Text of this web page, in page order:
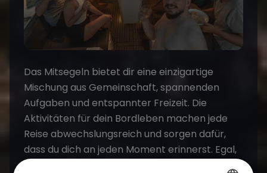
Das Mitsegeln bietet dir eine einzigartige
Mischung aus Gemeinschaft, spannenden
Aufgaben und entspannter Freizeit. Die
Aktivitäten für dein Bordleben machen jede
Reise abwechslungsreich und sorgen dafür,
dass du dich an jeden Moment erinnerst. Egal,
ob du segeln lernen möchtest oder einfach